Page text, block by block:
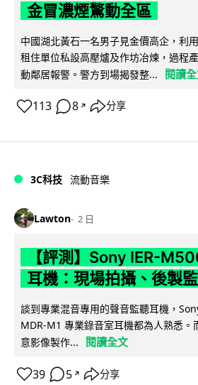
金冒濃煙驚動全區
中國湖北黃石一名男子見金價高企，利
租住單位私設高壓爐及作坊冶煉，過程
動鄰居報警。警方到場揭發整...
閱讀
113 8 ↗ 分享
3C科技 流動音樂
Lawton 2 日
【評測】Sony IER-
耳機：現場拍攝、後製
談到專業混音專用的聲音監聽耳機，
MDR-M1 專業錄音室耳機都為人熟悉。
意影像製作...
閱讀全文
39 5 ↗ 分享